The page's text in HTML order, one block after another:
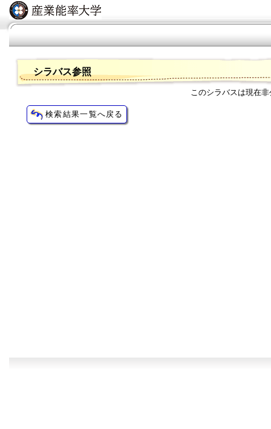
シラバス参照
このシラバスは現在